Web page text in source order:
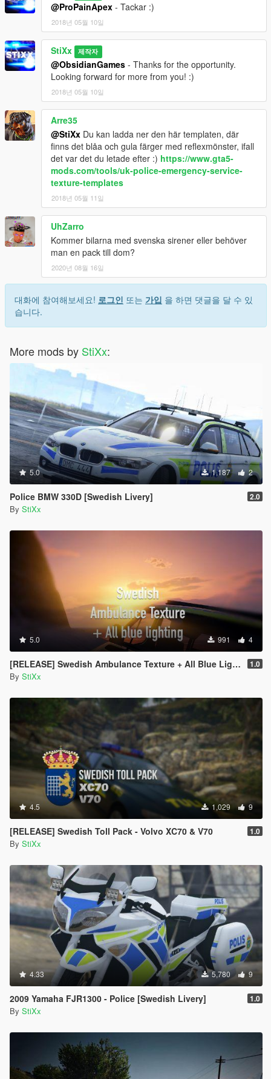
@ProPainApex - Tackar :)
2018년 05월 10일
StiXx 제작자
@ObsidianGames - Thanks for the opportunity.
Looking forward for more from you! :)
2018년 05월 10일
Arre35
@StiXx Du kan ladda ner den här templaten, där
finns det blåa och gula färger med reflexmönster, ifall
det var det du letade efter :) https://www.gta5-
mods.com/tools/uk-police-emergency-service-
texture-templates
2018년 05월 11일
UhZarro
Kommer bilarna med svenska sirener eller behöver
man en pack till dom?
2020년 08월 16일
대화에 참여해보세요! 로그인 또는 가입 을 하면 댓글을 달 수 있
습니다.
More mods by StiXx:
5.0 1,187 2
Police BMW 330D [Swedish Livery] 2.0
By StiXx
5.0 991 4
[RELEASE] Swedish Ambulance Texture + All Blue Lighting 1.0
By StiXx
4.5 1,029 9
[RELEASE] Swedish Toll Pack - Volvo XC70 & V70 1.0
By StiXx
4.33 5,780 9
2009 Yamaha FJR1300 - Police [Swedish Livery] 1.0
By StiXx